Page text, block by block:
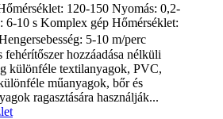
120-150 Nyomás: 0,2-
6-10 s Komplex gép Hőmérséklet:
5-10 m/perc
fehérítőszer hozzáadása nélküli
különféle textilanyagok, PVC,
műanyagok, bőr és
ragasztására használják...